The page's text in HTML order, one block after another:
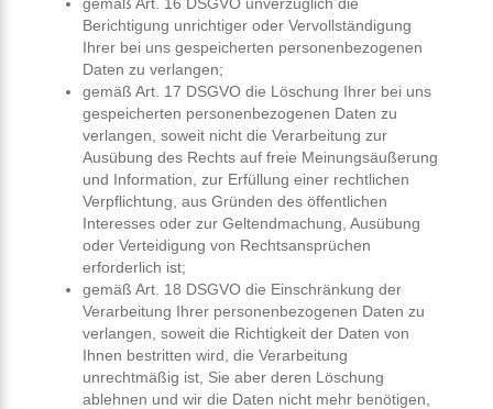
Berichtigung unrichtiger oder Vervollständigung
Ihrer bei uns gespeicherten personenbezogenen
Daten zu verlangen;
gemäß Art. 17 DSGVO die Löschung Ihrer bei uns
gespeicherten personenbezogenen Daten zu
verlangen, soweit nicht die Verarbeitung zur
Ausübung des Rechts auf freie Meinungsäußerung
und Information, zur Erfüllung einer rechtlichen
Verpflichtung, aus Gründen des öffentlichen
Interesses oder zur Geltendmachung, Ausübung
oder Verteidigung von Rechtsansprüchen
erforderlich ist;
gemäß Art. 18 DSGVO die Einschränkung der
Verarbeitung Ihrer personenbezogenen Daten zu
verlangen, soweit die Richtigkeit der Daten von
Ihnen bestritten wird, die Verarbeitung
unrechtmäßig ist, Sie aber deren Löschung
ablehnen und wir die Daten nicht mehr benötigen,